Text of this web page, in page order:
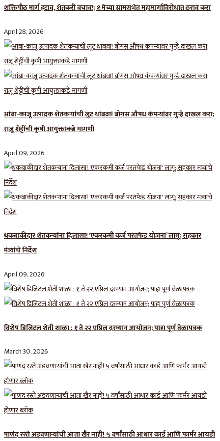
शक्तिपीठ मार्ग हटाव, शेतकरी बचाव!; १ मेच्या ग्रामसभेत महामार्गाविरोधात ठराव करा
April 28, 2026
आंबा-काजू उत्पादक शेतकऱ्यांची लूट थांबवा! बोगस औषध कंपन्यांवर गुन्हे दाखल करा;
राजू शेट्टींची कृषी आयुक्तांकडे मागणी
April 09, 2026
थकबाकीदार शेतकऱ्यांना दिलासा! ‘एकरकमी कर्ज परतफेड योजना’ लागू; सहकार
मंत्र्यांचे निर्देश
April 09, 2026
विशेष डिजिटल शेती शाळा : १ ते २२ एप्रिल दरम्यान आयोजन; पाहा पूर्ण वेळापत्रक
March 30, 2026
पाणंद रस्ते अडवणाऱ्यांची आता खैर नाही! ५ वर्षांसाठी आधार कार्ड आणि फार्मर आयडी